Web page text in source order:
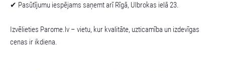
✔ Pasūtījumu iespējams saņemt arī Rīgā, Ulbrokas ielā 23.
Izvēlieties Parome.lv – vietu, kur kvalitāte, uzticamība un izdevīgas
cenas ir ikdiena.